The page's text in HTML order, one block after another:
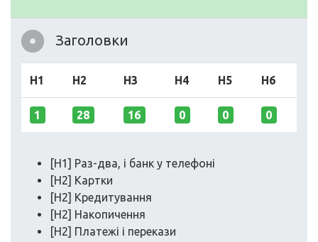
Заголовки
H1 H2 H3 H4 H5 H6
1 28 16 0 0 0
[H1] Раз-два, і банк у телефоні
[H2] Картки
[H2] Кредитування
[H2] Накопичення
[H2] Платежі і перекази